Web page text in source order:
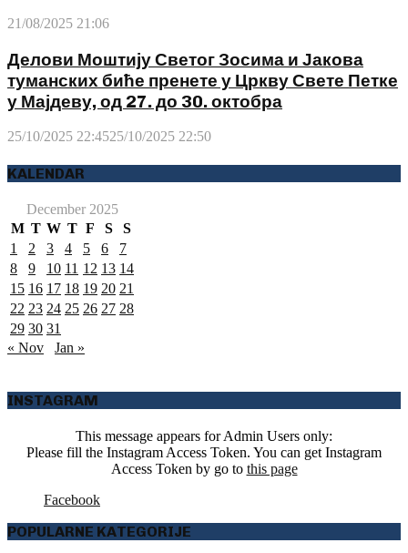
21/08/2025 21:06
Делови Моштију Светог Зосима и Јакова
туманских биће пренете у Цркву Свете Петке
у Мајдеву, од 27. до 30. октобра
25/10/2025 22:4525/10/2025 22:50
KALENDAR
December 2025
M T W T F S
S
1
2 3 4 5 6
7
8
9 10 11 12 13 14
15 16 17 18 19 20 21
22 23 24 25 26 27 28
29 30 31
« Nov
Jan »
INSTAGRAM
This message appears for Admin Users only:
Please fill the Instagram Access Token. You can get Instagram
Access Token by go to this page
Facebook
POPULARNE KATEGORIJE